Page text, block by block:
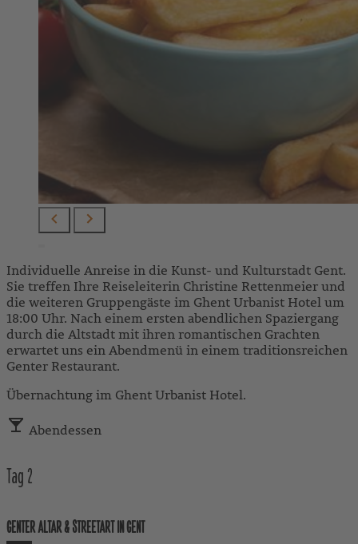
Individuelle Anreise in die Kunst- und Kulturstadt Gent.
Sie treffen Ihre Reiseleiterin Christine Rettenmeier und
die weiteren Gruppengäste im Ghent Urbanist Hotel um
18:00 Uhr. Nach einem ersten abendlichen Spaziergang
durch die Altstadt mit ihren romantischen Grachten
erwartet uns ein Abendmenü in einem traditionsreichen
Genter Restaurant.
Übernachtung im Ghent Urbanist Hotel.
Abendessen
Tag 2
GENTER ALTAR & STREETART IN GENT